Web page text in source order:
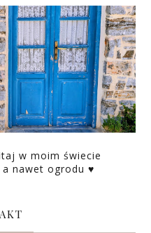
w moim świecie
nawet ogrodu ♥